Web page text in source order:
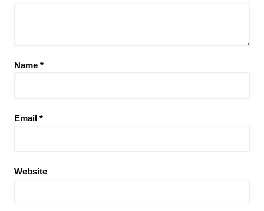
Name *
Email *
Website